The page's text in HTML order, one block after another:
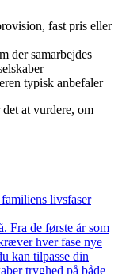
fast pris eller
der samarbejdes
typisk anbefaler
at vurdere, om
livsfaser
Fra de første år som
hver fase nye
kan tilpasse din
tryghed på både